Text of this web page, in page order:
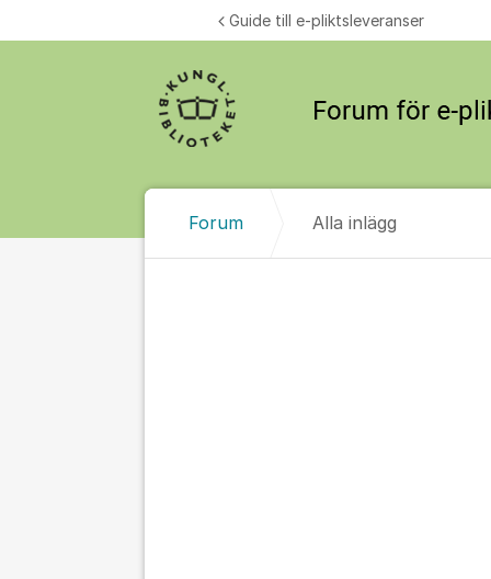
Guide till e-pliktsleveranser
Forum Alla inlägg